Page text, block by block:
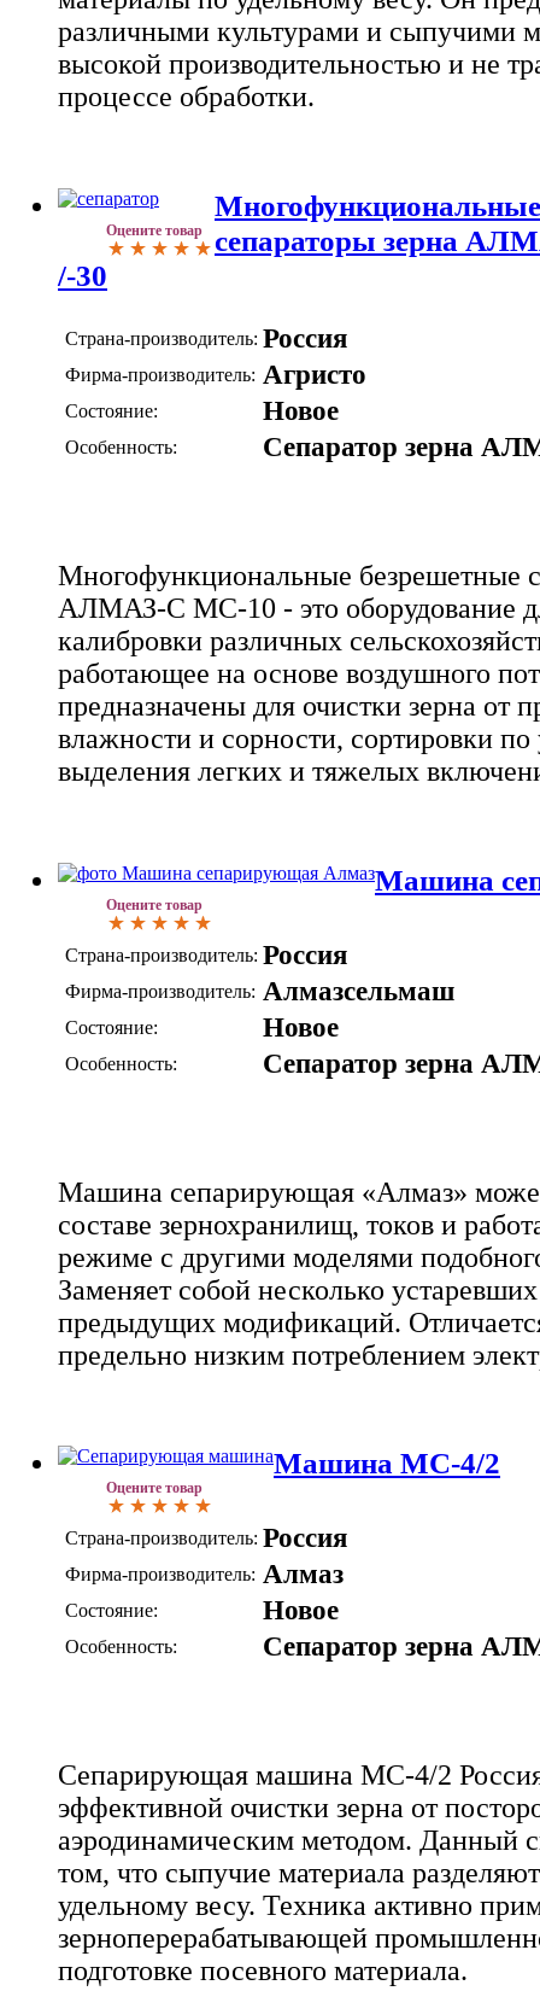
различными культурами и сыпучими
высокой производительностью и не
процессе обработки.
Оцените товар
сепараторы зерна
/-30
Страна-производитель: Россия
Фирма-производитель: Агристо
Состояние: Новое
Особенность: Сепаратор зерна
Многофункциональные безрешетные
АЛМАЗ-С МС-10 - это оборудование
калибровки различных
работающее на основе воздушного
предназначены для очистки зерна от
влажности и сорности, сортировки по
выделения легких и тяжелых
Оцените товар
Машина
Страна-производитель: Россия
Фирма-производитель: Алмазсельмаш
Состояние: Новое
Особенность: Сепаратор зерна
Машина сепарирующая «Алмаз» может
составе зернохранилищ, токов и
режиме с другими моделями
Заменяет собой несколько
предыдущих модификаций.
предельно низким потреблением
Оцените товар
Машина МС-4/2
Страна-производитель: Россия
Фирма-производитель: Алмаз
Состояние: Новое
Особенность: Сепаратор зерна
Сепарирующая машина МС-4/2 Россия
эффективной очистки зерна от
аэродинамическим методом. Данный
том, что сыпучие материала
удельному весу. Техника активно
зерноперерабатывающей
подготовке посевного материала.